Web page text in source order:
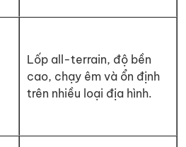
Lốp all-terrain, độ bền
cao, chạy êm và ổn định
trên nhiều loại địa hình.